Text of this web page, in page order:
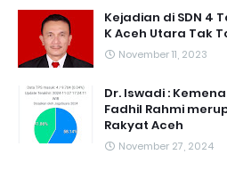
Kejadian di SDN 4
K Aceh Utara Tak
November 11, 2023
Dr. Iswadi :
Fadhil Rahmi
Rakyat Aceh
November 27, 2024